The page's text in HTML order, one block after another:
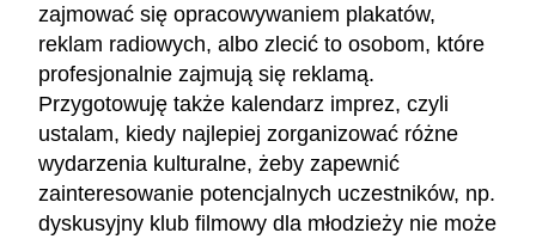
zajmować się opracowywaniem plakatów,
reklam radiowych, albo zlecić to osobom, które
profesjonalnie zajmują się reklamą.
Przygotowuję także kalendarz imprez, czyli
ustalam, kiedy najlepiej zorganizować różne
wydarzenia kulturalne, żeby zapewnić
zainteresowanie potencjalnych uczestników, np.
dyskusyjny klub filmowy dla młodzieży nie może